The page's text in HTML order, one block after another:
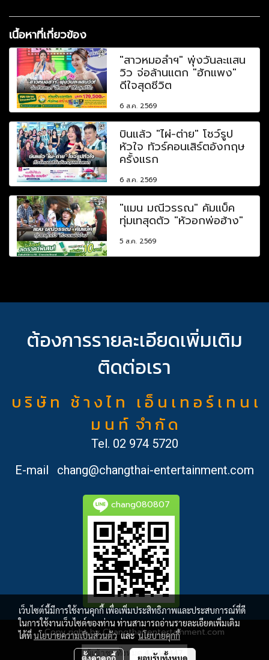
เนื้อหาที่เกี่ยวข้อง
"สาวหมอลำฯ" พุ่งวันละแสน
วิว จ่อล้านแตก "ฮักแพง"
ดีใจสุดชีวิต
6 ส.ค. 2569
บินแล้ว "ไผ่-ต่าย" โชว์รูป
หัวใจ ทัวร์คอนเสิร์ตอังกฤษ
ครั้งแรก
6 ส.ค. 2569
"แมน มณีวรรณ" คัมแบ็ค
ทุ่มเทสุดตัว "หัวอกพ่อฮ้าง"
5 ส.ค. 2569
ต้องการรายละเอียดเพิ่มเติม
ติดต่อเรา
บ ริ ษั ท ช้ า ง ไ ท เ อ็ น เ ท อ ร์ เ ท น เ
ม น ท์ จำ กั ด
Tel. 02 974 5720
E-mail
chang@changthai-entertainment.com
chang080807
Copy right by Changthai-entertainment.com
ผู้เข้าชมทั้งหมด 4,544,447
เว็บไซต์นี้มีการใช้งานคุกกี้ เพื่อเพิ่มประสิทธิภาพและประสบการณ์ที่ดี
ในการใช้งานเว็บไซต์ของท่าน ท่านสามารถอ่านรายละเอียดเพิ่มเติม
ได้ที่นโยบายความเป็นส่วนตัวและนโยบายคุกกี้